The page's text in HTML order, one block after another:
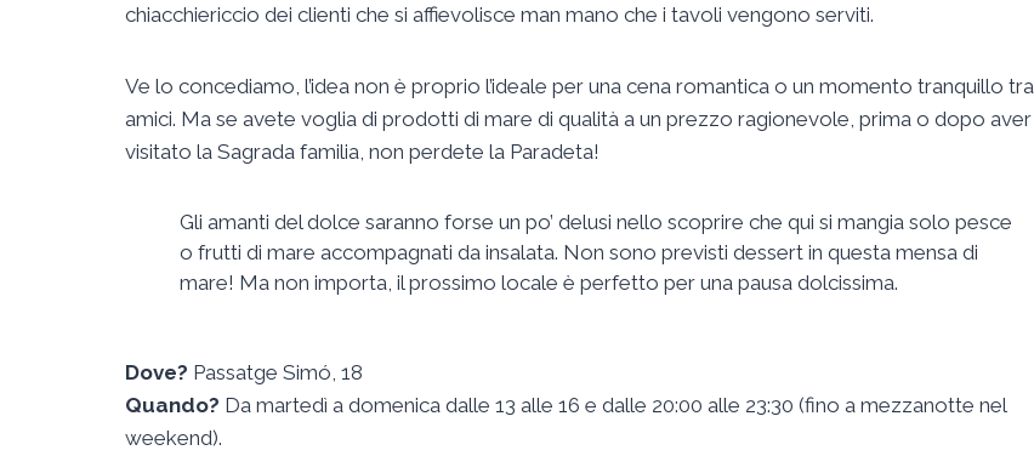
chiacchiericcio dei clienti che si affievolisce man mano che i tavoli vengono serviti.
Ve lo concediamo, l’idea non è proprio l’ideale per una cena romantica o un momento tranquillo tra
amici. Ma se avete voglia di prodotti di mare di qualità a un prezzo ragionevole, prima o dopo aver
visitato la Sagrada familia, non perdete la Paradeta!
Gli amanti del dolce saranno forse un po’ delusi nello scoprire che qui si mangia solo pesce
o frutti di mare accompagnati da insalata. Non sono previsti dessert in questa mensa di
mare! Ma non importa, il prossimo locale è perfetto per una pausa dolcissima.
Dove? Passatge Simó, 18
Quando? Da martedì a domenica dalle 13 alle 16 e dalle 20:00 alle 23:30 (fino a mezzanotte nel
weekend).